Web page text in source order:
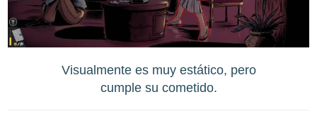
Visualmente es muy estático, pero
cumple su cometido.